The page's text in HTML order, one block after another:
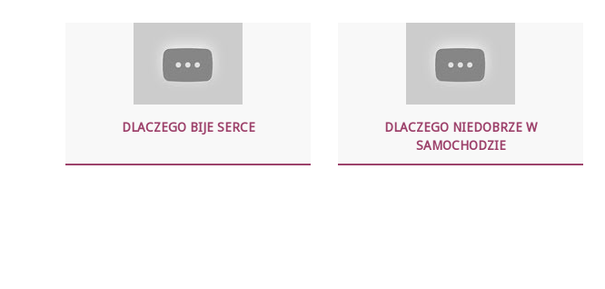
DLACZEGO BIJE SERCE
DLACZEGO NIEDOBRZE W
SAMOCHODZIE